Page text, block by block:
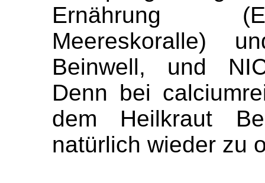
Ernährung
Meereskoralle)
Beinwell, und
Denn bei
dem Heilkraut
natürlich wieder zu